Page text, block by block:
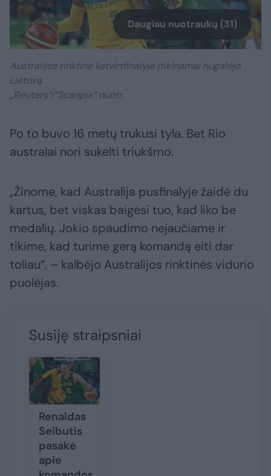
Daugiau nuotraukų (31)
Australijos rinktinė ketvirtfinalyje įtikinamai nugalėjo
Lietuvą.
„Reuters“/“Scanpix“ nuotr.
Po to buvo 16 metų trukusi tyla. Bet Rio
australai nori sukelti triukšmo.
„Žinome, kad Australija pusfinalyje žaidė du
kartus, bet viskas baigėsi tuo, kad liko be
medalių. Jokio spaudimo nejaučiame ir
tikime, kad turime gerą komandą eiti dar
toliau“, – kalbėjo Australijos rinktinės vidurio
puolėjas.
Susiję straipsniai
Renaldas
Seibutis
pasakė
apie